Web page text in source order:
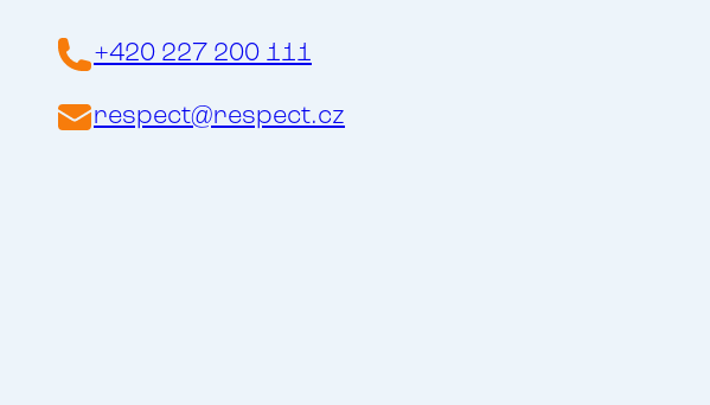
+420 227 200 111
respect@respect.cz
jedné straně
sdělit pojišťovně, ne vždy však s
co má právo, může mu v
makléř – likvidátor, který hájí